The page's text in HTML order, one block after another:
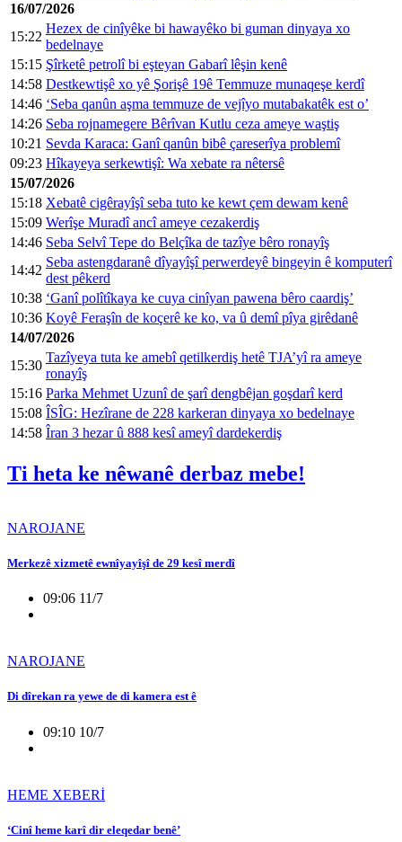
16/07/2026
15:22
Hezex de cinîyêke bi hawayêko bi guman dinyaya xo
bedelnaye
15:15 Şîrketê petrolî bi eşteyan Gabarî lêşin kenê
14:58 Destkewtişê xo yê Şorişê 19ê Temmuze munaqeşe kerdî
14:46 ‘Seba qanûn aşma temmuze de vejîyo mutabakatêk est o’
14:26 Seba rojnamegere Bêrîvan Kutlu ceza ameye waştiş
10:21 Sevda Karaca: Ganî qanûn bibê çareserîya problemî
09:23 Hîkayeya serkewtişî: Wa xebate ra nêtersê
15/07/2026
15:18 Xebatê cigêrayîşî seba tuto ke kewt çem dewam kenê
15:09 Werîşe Muradî ancî ameye cezakerdiş
14:46 Seba Selvî Tepe do Belçîka de tazîye bêro ronayîş
14:42
Seba astengdaranê dîyayîşî perwerdeyê bingeyin ê komputerî
dest pêkerd
10:38 ‘Ganî polîtîkaya ke cuya cinîyan pawena bêro caardiş’
10:36 Koyê Feraşîn de koçerê ke ko, va û demî pîya girêdanê
14/07/2026
15:30
Tazîyeya tuta ke amebî qetilkerdiş hetê TJA’yî ra ameye
ronayîş
15:16 Parka Mehmet Uzunî de şarî dengbêjan goşdarî kerd
15:08 ÎSÎG: Hezîrane de 228 karkeran dinyaya xo bedelnaye
14:58 Îran 3 hezar û 888 kesî ameyî dardekerdiş
Ti heta ke nêwanê derbaz mebe!
NAROJANE
Merkezê xizmetê ewnîyayîşî de 29 kesî merdî
09:06 11/7
NAROJANE
Di dîrekan ra yewe de di kamera est ê
09:10 10/7
HEME XEBERİ
‘Cinî heme karî dir eleqedar benê’